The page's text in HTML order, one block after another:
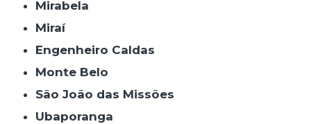
Mirabela
Miraí
Engenheiro Caldas
Monte Belo
São João das Missões
Ubaporanga